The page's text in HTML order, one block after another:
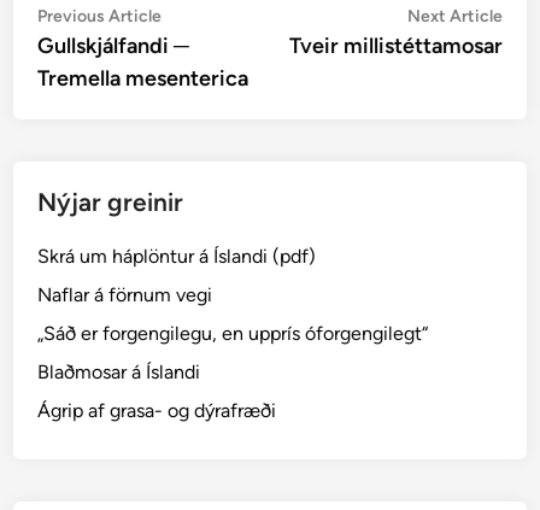
Post
navigation
Previous ArticlePrevious
article:
Gullskjálfandi ─
Tremella mesenterica
Next Article
Tveir millistéttamosar
Nýjar greinir
Skrá um háplöntur á Íslandi (pdf)
Naflar á förnum vegi
„Sáð er forgengilegu, en upprís óforgengilegt“
Blaðmosar á Íslandi
Ágrip af grasa- og dýrafræði